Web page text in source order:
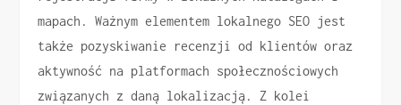
mapach. Ważnym elementem lokalnego SEO jest
także pozyskiwanie recenzji od klientów oraz
aktywność na platformach społecznościowych
związanych z daną lokalizacją. Z kolei